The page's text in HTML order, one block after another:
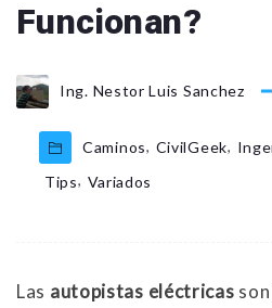
Funcionan?
Ing. Nestor Luis Sanchez
Caminos, CivilGeek,
Tips, Variados
Las autopistas eléctricas